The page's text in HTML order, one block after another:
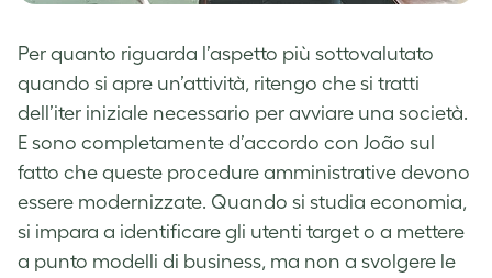
Per quanto riguarda l’aspetto più sottovalutato
quando si apre un’attività, ritengo che si tratti
dell’iter iniziale necessario per avviare una società.
E sono completamente d’accordo con João sul
fatto che queste procedure amministrative devono
essere modernizzate. Quando si studia economia,
si impara a identificare gli utenti target o a mettere
a punto modelli di business, ma non a svolgere le